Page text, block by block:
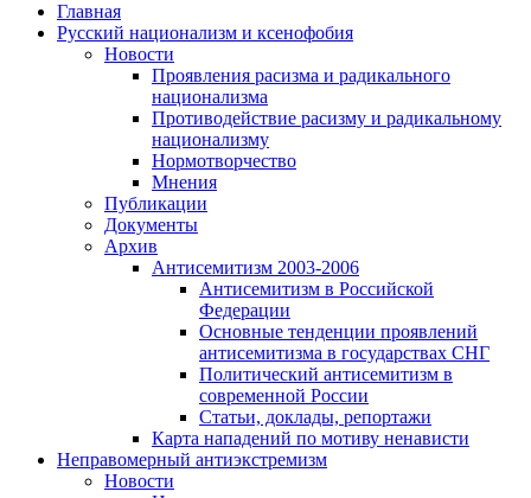
Главная
Русский национализм и ксенофобия
Новости
Проявления расизма и радикального
национализма
Противодействие расизму и радикальному
национализму
Нормотворчество
Мнения
Публикации
Документы
Архив
Антисемитизм 2003-2006
Антисемитизм в Российской
Федерации
Основные тенденции проявлений
антисемитизма в государствах СНГ
Политический антисемитизм в
современной России
Статьи, доклады, репортажи
Карта нападений по мотиву ненависти
Неправомерный антиэкстремизм
Новости